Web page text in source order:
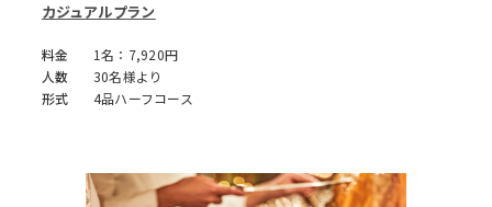
カジュアルプラン
料金
1名：7,920円
人数
30名様より
形式
4品ハーフコース